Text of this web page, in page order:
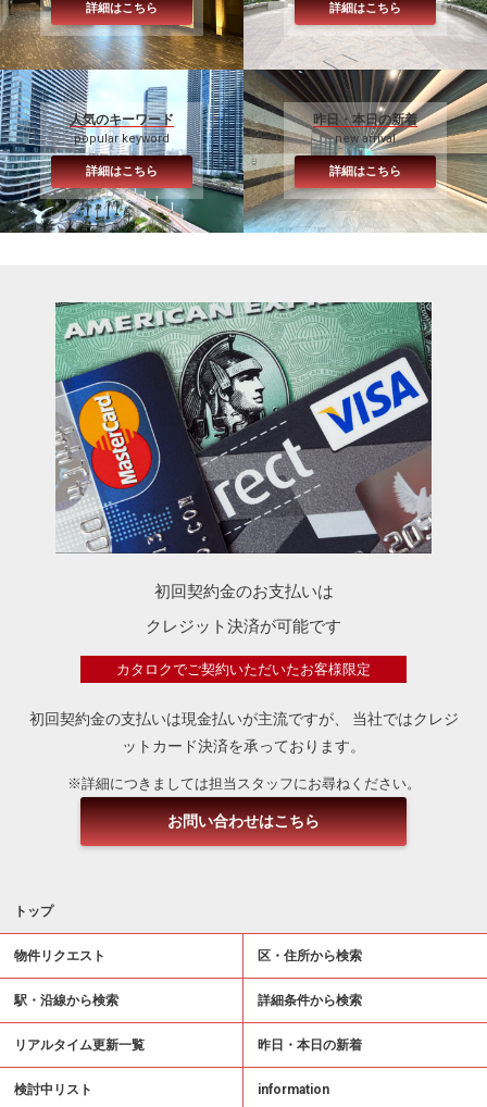
詳細はこちら 詳細はこちら
人気のキーワード
popular keyword
詳細はこちら
昨日・本日の新着
new arrival
詳細はこちら
初回契約金のお支払いは
クレジット決済が可能です
カタロクでご契約いただいたお客様限定
初回契約金の支払いは現金払いが主流ですが、
当社ではクレジ
ットカード決済を承っております。
※詳細につきましては担当スタッフにお尋ねください。
お問い合わせはこちら
トップ
物件リクエスト 区・住所から検索
駅・沿線から検索 詳細条件から検索
リアルタイム更新一覧 昨日・本日の新着
検討中リスト information